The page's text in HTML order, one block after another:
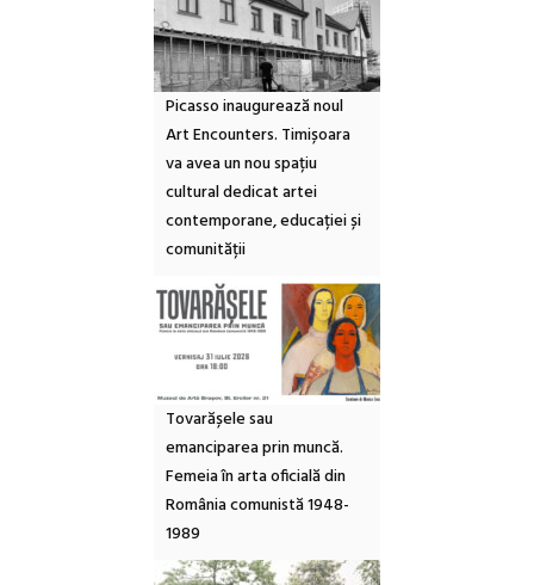
Picasso inaugurează noul
Art Encounters. Timișoara
va avea un nou spațiu
cultural dedicat artei
contemporane, educației și
comunității
Tovarășele sau
emanciparea prin muncă.
Femeia în arta oficială din
România comunistă 1948-
1989